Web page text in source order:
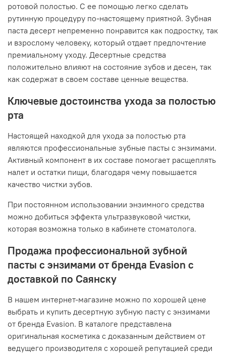
ротовой полостью. С ее помощью легко сделать
рутинную процедуру по-настоящему приятной. Зубная
паста десерт непременно понравится как подростку, так
и взрослому человеку, который отдает предпочтение
премиальному уходу. Десертные средства
положительно влияют на состояние зубов и десен, так
как содержат в своем составе ценные вещества.
Ключевые достоинства ухода за полостью
рта
Настоящей находкой для ухода за полостью рта
являются профессиональные зубные пасты с энзимами.
Активный компонент в их составе помогает расщеплять
налет и остатки пищи, благодаря чему повышается
качество чистки зубов.
При постоянном использовании энзимного средства
можно добиться эффекта ультразвуковой чистки,
которая возможна только в кабинете стоматолога.
Продажа профессиональной зубной
пасты с энзимами от бренда Evasion с
доставкой по Саянску
В нашем интернет-магазине можно по хорошей цене
выбрать и купить десертную зубную пасту с энзимами
от бренда Evasion. В каталоге представлена
оригинальная косметика с доказанным действием от
ведущего производителя с хорошей репутацией среди